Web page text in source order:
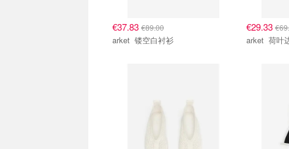
€37.83 €89.00
arket 镂空白衬衫
€29.33
arket